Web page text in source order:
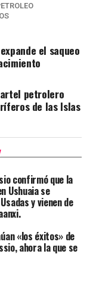
el saqueo
petrolero
de las Islas
confirmó que la
Ushuaia se
y vienen de
«los éxitos» de
ahora la que se